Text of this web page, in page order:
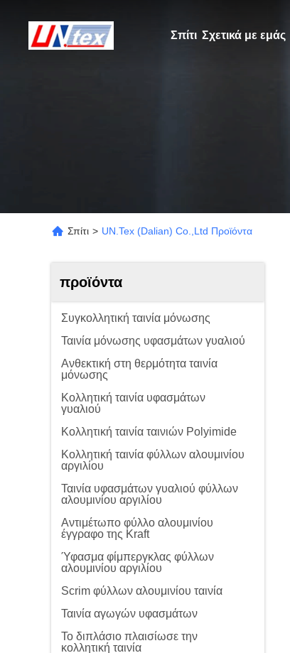
Σπίτι Σχετικά με εμάς
Σπίτι > UN.Tex (Dalian) Co.,Ltd Προϊόντα
προϊόντα
Συγκολλητική ταινία μόνωσης
Ταινία μόνωσης υφασμάτων γυαλιού
Ανθεκτική στη θερμότητα ταινία
μόνωσης
Κολλητική ταινία υφασμάτων
γυαλιού
Κολλητική ταινία ταινιών Polyimide
Κολλητική ταινία φύλλων αλουμινίου
αργιλίου
Ταινία υφασμάτων γυαλιού φύλλων
αλουμινίου αργιλίου
Αντιμέτωπο φύλλο αλουμινίου
έγγραφο της Kraft
Ύφασμα φίμπεργκλας φύλλων
αλουμινίου αργιλίου
Scrim φύλλων αλουμινίου ταινία
Ταινία αγωγών υφασμάτων
Το διπλάσιο πλαισίωσε την
κολλητική ταινία